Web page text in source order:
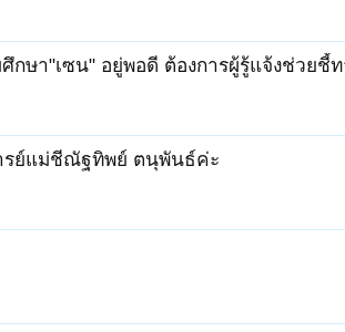
ศึกษา"เซน" อยู่พอดี ต้องการผู้รู้แจ้งช่วย
รย์แม่ชีณัฐทิพย์ ตนุพันธ์ค่ะ